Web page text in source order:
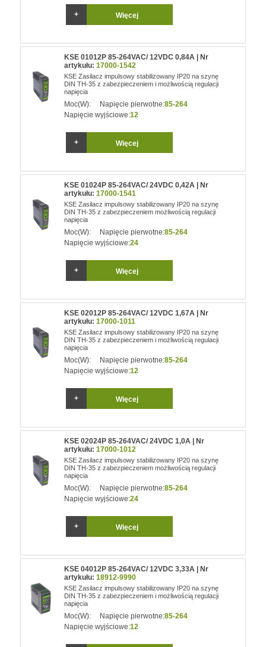
Więcej
KSE 01012P 85-264VAC/ 12VDC 0,84A | Nr
artykułu:17000-1542
KSE Zasilacz impulsowy stabilizowany IP20 na szynę
DIN TH-35 z zabezpieczeniem i możliwością regulacji
napięcia
Moc(W): Napięcie pierwotne:85-264
Napięcie wyjściowe:12
Więcej
KSE 01024P 85-264VAC/ 24VDC 0,42A | Nr
artykułu:17000-1541
KSE Zasilacz impulsowy stabilizowany IP20 na szynę
DIN TH-35 z zabezpieczeniem możliwością regulacji
napięcia
Moc(W): Napięcie pierwotne:85-264
Napięcie wyjściowe:24
Więcej
KSE 02012P 85-264VAC/ 12VDC 1,67A | Nr
artykułu:17000-1011
KSE Zasilacz impulsowy stabilizowany IP20 na szynę
DIN TH-35 z zabezpieczeniem i możliwością regulacji
napięcia
Moc(W): Napięcie pierwotne:85-264
Napięcie wyjściowe:12
Więcej
KSE 02024P 85-264VAC/ 24VDC 1,0A | Nr
artykułu:17000-1012
KSE Zasilacz impulsowy stabilizowany IP20 na szynę
DIN TH-35 z zabezpieczeniem możliwością regulacji
napięcia
Moc(W): Napięcie pierwotne:85-264
Napięcie wyjściowe:24
Więcej
KSE 04012P 85-264VAC/ 12VDC 3,33A | Nr
artykułu:18912-9990
KSE Zasilacz impulsowy stabilizowany IP20 na szynę
DIN TH-35 z zabezpieczeniem i możliwością regulacji
napięcia
Moc(W): Napięcie pierwotne:85-264
Napięcie wyjściowe:12